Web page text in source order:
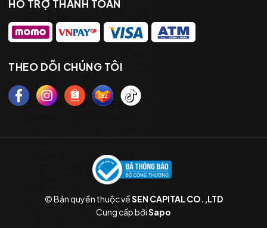
HỖ TRỢ THANH TOÁN
THEO DÕI CHÚNG TÔI
© Bản quyền thuộc vềSEN CAPITAL CO.,LTD
Cung cấp bởiSapo